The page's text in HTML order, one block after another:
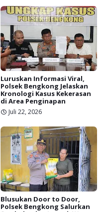
Luruskan Informasi Viral,
Polsek Bengkong Jelaskan
Kronologi Kasus Kekerasan
di Area Penginapan
Juli 22, 2026
Blusukan Door to Door,
Polsek Bengkong Salurkan